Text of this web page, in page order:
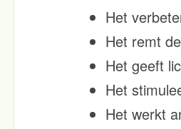
Het
Het remt
Het geeft
Het
Het werkt